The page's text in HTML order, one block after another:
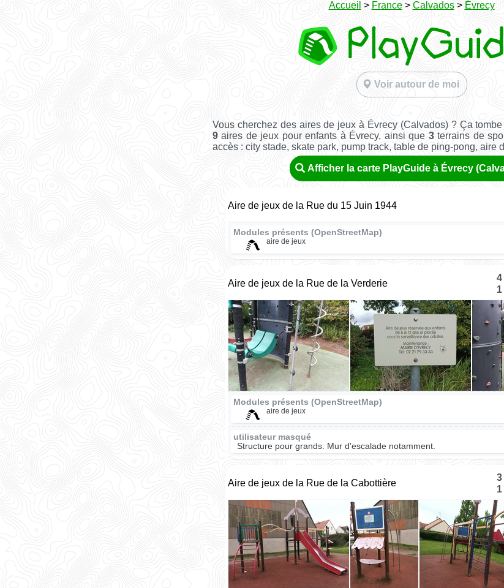
Accueil > France> Calvados> Évrecy
Voir autour de moi
Vous cherchez des aires de jeux à Évrecy (Calvados) ? Ça
9 aires de jeux pour enfants à Évrecy, ainsi que 3terrains de
accès : city stade, skate park, pump track, table de ping-pong, aire
Afficher la carte PlayGuide à Évrecy
Aire de jeux de la Rue du 15 Juin 1944
Modules présents (OpenStreetMap)
aire de jeux
Aire de jeux de la Rue de la Verderie
4
1
Modules présents (OpenStreetMap)
aire de jeux
utilisateur masqué
Structure pour grands. Mur d'escalade notamment.
Aire de jeux de la Rue de la Cabottière
3
1